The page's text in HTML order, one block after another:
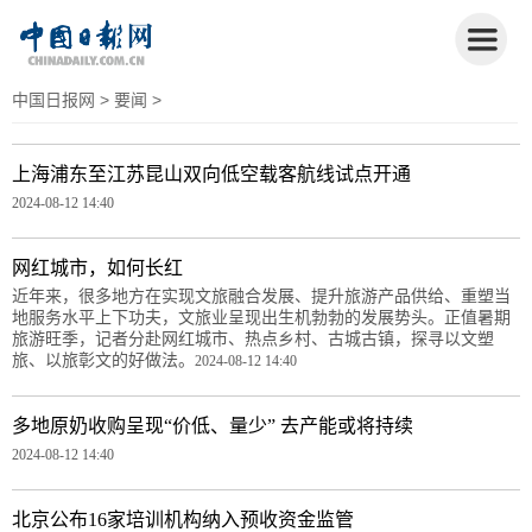
中国日报网 > 要闻 >
上海浦东至江苏昆山双向低空载客航线试点开通
2024-08-12 14:40
网红城市，如何长红
近年来，很多地方在实现文旅融合发展、提升旅游产品供给、重塑当
地服务水平上下功夫，文旅业呈现出生机勃勃的发展势头。正值暑期
旅游旺季，记者分赴网红城市、热点乡村、古城古镇，探寻以文塑
旅、以旅彰文的好做法。 2024-08-12 14:40
多地原奶收购呈现“价低、量少” 去产能或将持续
2024-08-12 14:40
北京公布16家培训机构纳入预收资金监管